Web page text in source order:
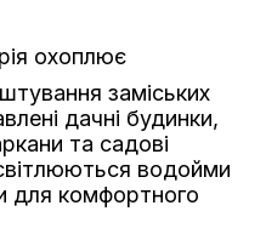
охоплює
заміських
дачні будинки,
та садові
водойми
для комфортного